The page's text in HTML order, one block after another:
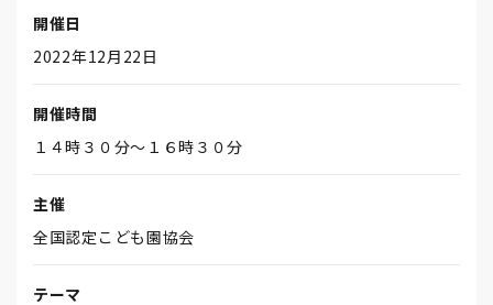
開催日
2022年12月22日
開催時間
１４時３０分～１６時３０分
主催
全国認定こども園協会
テーマ